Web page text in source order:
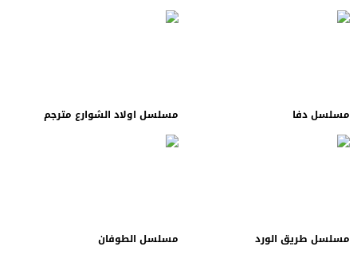
مسلسل دفا مسلسل اولاد الشوارع مترجم
مسلسل طريق الورد مسلسل الطوفان